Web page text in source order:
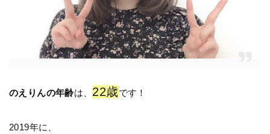
のえりんの年齢は、 22歳です！
2019年に、